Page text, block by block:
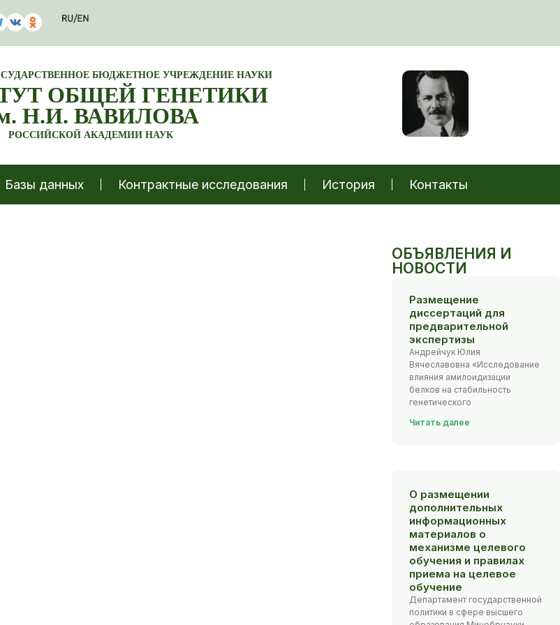
БЮДЖЕТНОЕ УЧРЕЖДЕНИЕ НАУКИ
ОБЩЕЙ ГЕНЕТИКИ
Н.И. ВАВИЛОВА
РОССИЙСКОЙ АКАДЕМИИ НАУК
Базы данных Контрактные исследования История Контакты
ОБЪЯВЛЕНИЯ И
НОВОСТИ
Размещение
диссертаций для
предварительной
экспертизы
Андрейчук Юлия
Вячеславовна «Исследование
влияния амилоидизации
белков на стабильность
генетического
Читать далее
О размещении
дополнительных
информационных
материалов о
механизме целевого
обучения и правилах
приема на целевое
обучение
Департамент государственной
политики в сфере высшего